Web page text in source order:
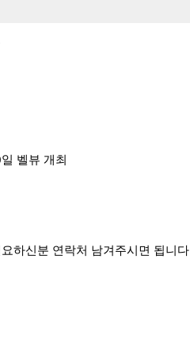
벨뷰 개최
하신분 연락처 남겨주시면 됩니다